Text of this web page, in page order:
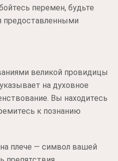
перемен, будьте
предоставленными
великой провидицы
на духовное
Вы находитесь
к познанию
плече — символ вашей